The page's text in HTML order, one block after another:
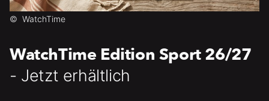
© WatchTime
WatchTime Edition Sport 26/27
- Jetzt erhältlich